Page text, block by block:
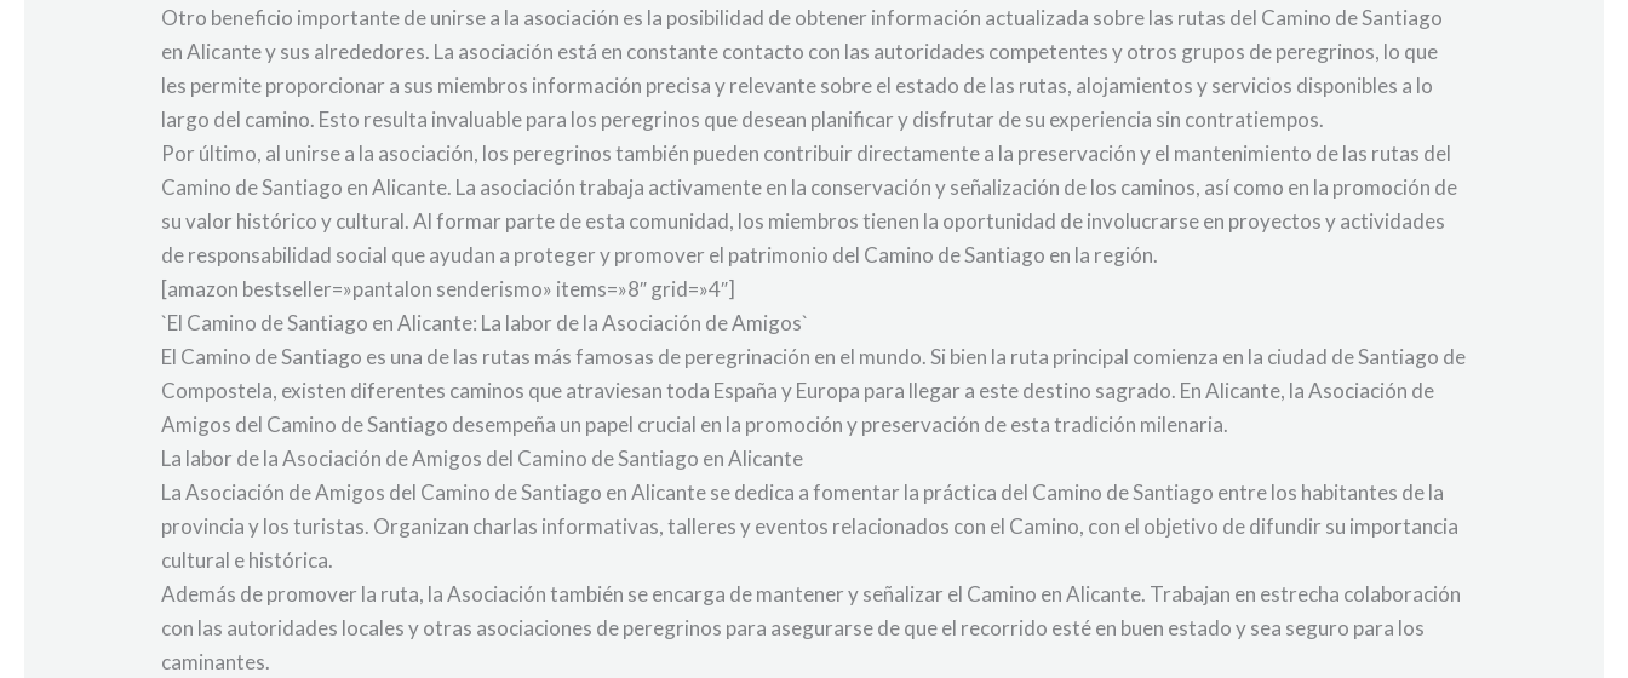
Otro beneficio importante de unirse a la asociación es la posibilidad de obtener información actualizada sobre las rutas del Camino de Santiago
en Alicante y sus alrededores. La asociación está en constante contacto con las autoridades competentes y otros grupos de peregrinos, lo que
les permite proporcionar a sus miembros información precisa y relevante sobre el estado de las rutas, alojamientos y servicios disponibles a lo
largo del camino. Esto resulta invaluable para los peregrinos que desean planificar y disfrutar de su experiencia sin contratiempos.
Por último, al unirse a la asociación, los peregrinos también pueden contribuir directamente a la preservación y el mantenimiento de las rutas del
Camino de Santiago en Alicante. La asociación trabaja activamente en la conservación y señalización de los caminos, así como en la promoción de
su valor histórico y cultural. Al formar parte de esta comunidad, los miembros tienen la oportunidad de involucrarse en proyectos y actividades
de responsabilidad social que ayudan a proteger y promover el patrimonio del Camino de Santiago en la región.
[amazon bestseller=»pantalon senderismo» items=»8″ grid=»4″]
`El Camino de Santiago en Alicante: La labor de la Asociación de Amigos`
El Camino de Santiago es una de las rutas más famosas de peregrinación en el mundo. Si bien la ruta principal comienza en la ciudad de Santiago de
Compostela, existen diferentes caminos que atraviesan toda España y Europa para llegar a este destino sagrado. En Alicante, la Asociación de
Amigos del Camino de Santiago desempeña un papel crucial en la promoción y preservación de esta tradición milenaria.
La labor de la Asociación de Amigos del Camino de Santiago en Alicante
La Asociación de Amigos del Camino de Santiago en Alicante se dedica a fomentar la práctica del Camino de Santiago entre los habitantes de la
provincia y los turistas. Organizan charlas informativas, talleres y eventos relacionados con el Camino, con el objetivo de difundir su importancia
cultural e histórica.
Además de promover la ruta, la Asociación también se encarga de mantener y señalizar el Camino en Alicante. Trabajan en estrecha colaboración
con las autoridades locales y otras asociaciones de peregrinos para asegurarse de que el recorrido esté en buen estado y sea seguro para los
caminantes.